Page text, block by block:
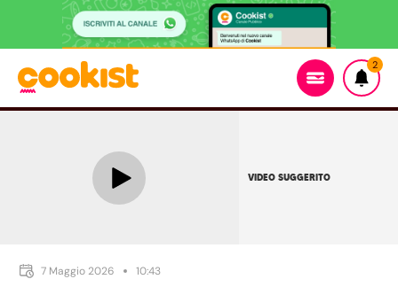
2
VIDEO SUGGERITO
7 Maggio 2026 10:43